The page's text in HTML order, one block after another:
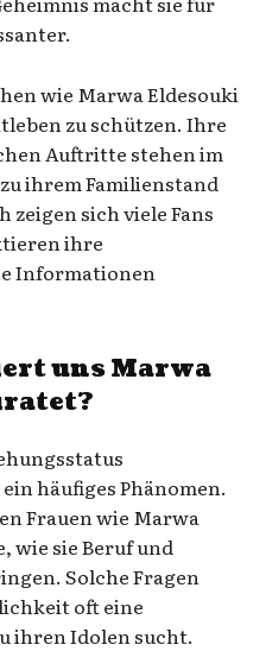
wie Marwa Eldesouki
zu schützen. Ihre
Auftritte stehen im
ihrem Familienstand
sich viele Fans
ihre
Informationen
uns Marwa
häufiges Phänomen.
Frauen wie Marwa
wie sie Beruf und
Solche Fragen
oft eine
ihren Idolen sucht.